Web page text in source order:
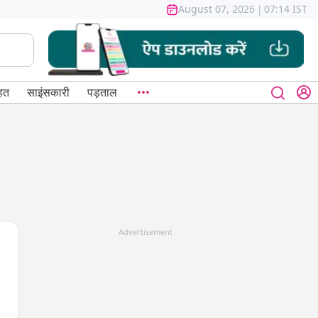
August 07, 2026 | 07:14 IST
साइंसकारी पड़ताल
Advertisement